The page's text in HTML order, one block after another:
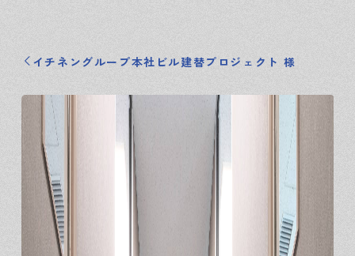
イチネングループ本社ビル建替プロジェクト 様